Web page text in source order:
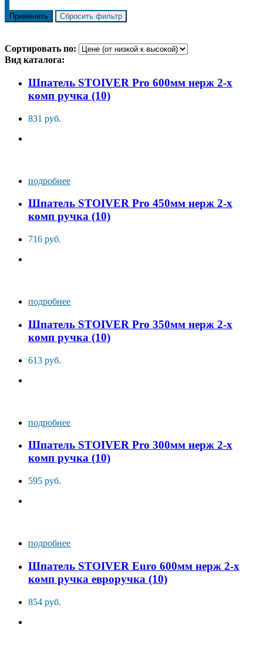
Сортировать по:
Вид каталога:
Шпатель STOIVER Pro 600мм нерж 2-х
комп ручка (10)
831 руб.
подробнее
Шпатель STOIVER Pro 450мм нерж 2-х
комп ручка (10)
716 руб.
подробнее
Шпатель STOIVER Pro 350мм нерж 2-х
комп ручка (10)
613 руб.
подробнее
Шпатель STOIVER Pro 300мм нерж 2-х
комп ручка (10)
595 руб.
подробнее
Шпатель STOIVER Euro 600мм нерж 2-х
комп ручка евроручка (10)
854 руб.